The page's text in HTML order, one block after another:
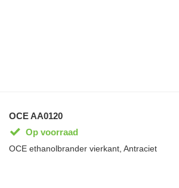
OCE AA0120
Op voorraad
OCE ethanolbrander vierkant, Antraciet